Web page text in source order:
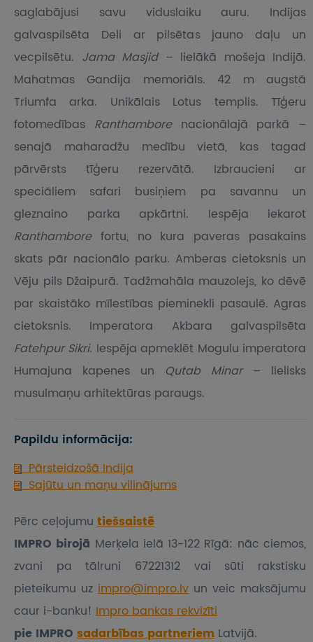
saglabājusi savu viduslaiku auru. Indijas
galvaspilsēta Deli ar pilsētas jauno daļu un
vecpilsētu. Jama Masjid – lielākā mošeja Indijā.
Mahatmas Gandija memoriāls. 42 m augstā
Triumfa arka. Unikālais Lotus templis. Tīģeru
fotomedības Ranthambore nacionālajā parkā –
senajā maharadžu medību vietā, kas tagad
pārvērsts tīģeru rezervātā. Izbraucieni ar
speciāliem safari busiņiem pa savannu un
gleznaino parka apkārtni. Iespēja iekarot
Ranthambore fortu, no kura paveras pasakains
skats pār nacionālo parku. Amberas cietoksnis un
Vēju pils Džaipurā. Tadžmahāla mauzolejs, ko dēvē
par skaistāko mīlestības pieminekli pasaulē. Agras
cietoksnis. Imperatora Akbara galvaspilsēta
Fatehpur Sikri. Iespēja apmeklēt Mogulu imperatora
Humajuna kapenes un Qutab Minar – lielisks
musulmaņu arhitektūras paraugs.
Papildu informācija:
Pārsteidzošā Indija
Sajūtu un maņu vilinājums
Pērc ceļojumu tiešsaistē
IMPRO birojā Merķela ielā 13-122 Rīgā: nāc ciemos,
zvani pa tālruni 67221312 vai sūti rakstisku
pieteikumu uz impro@impro.lv un veic maksājumu
caur i-banku! Impro bankas rekvizīti
pie IMPRO sadarbības partneriem Latvijā.